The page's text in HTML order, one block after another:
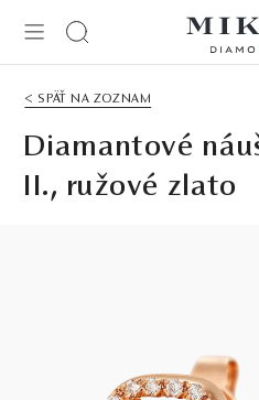
< SPÄŤ NA ZOZNAM
Diamantové
II., ružové zlato